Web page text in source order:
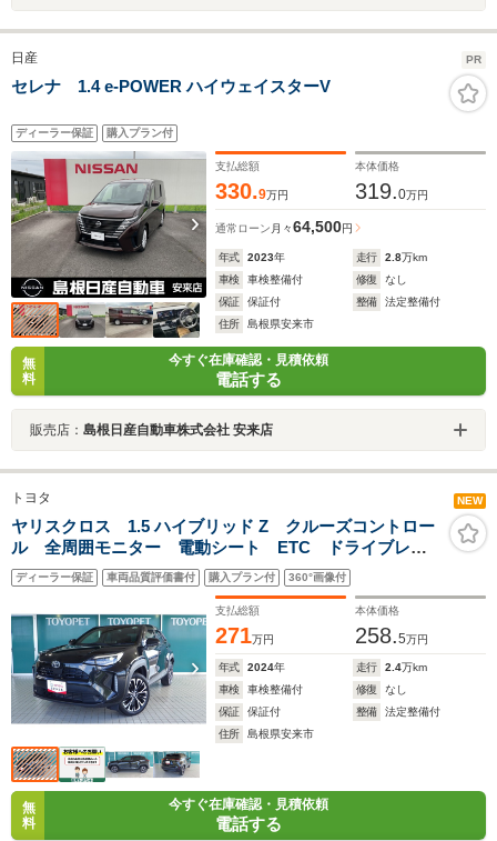
日産 PR
セレナ 1.4 e-POWER ハイウェイスターV
ディーラー保証 購入プラン付
支払総額
330.9万円
本体価格
319.0万円
通常ローン 月々64,500円
年式 2023年 走行 2.8万km
車検
車検整備付 修復
なし
保証
保証付 整備
法定整備付
住所
島根県安来市
無
料
今すぐ在庫確認・見積依頼
電話する
販売店： 島根日産自動車株式会社 安来店
トヨタ NEW
ヤリスクロス 1.5 ハイブリッド Z クルーズコントロー
ル 全周囲モニター 電動シート ETC ドライブレコ
ーダー ワンオーナー車
ディーラー保証 車両品質評価書付 購入プラン付 360°画像付
支払総額
271万円
本体価格
258.5万円
年式 2024年 走行 2.4万km
車検
車検整備付 修復
なし
保証
保証付 整備
法定整備付
住所
島根県安来市
無
料
今すぐ在庫確認・見積依頼
電話する